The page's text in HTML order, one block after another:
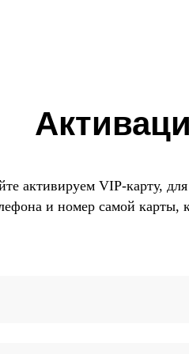
активируем VIP-карту,
и номер самой карты,